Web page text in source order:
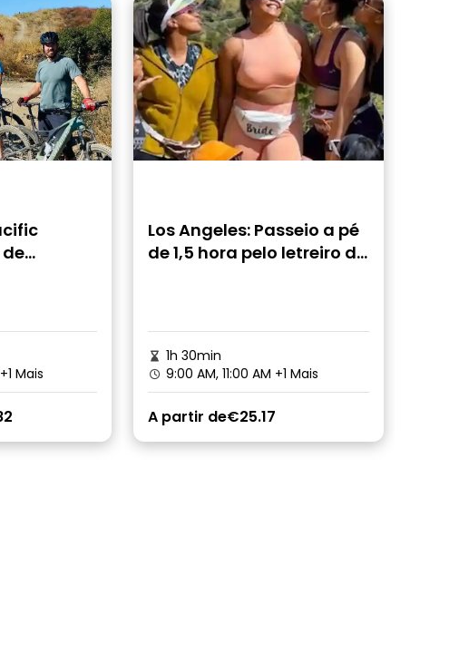
+1 Mais
Los Angeles: Passeio a pé
de 1,5 hora pelo letreiro de
1h 30min
9:00 AM, 11:00 AM +1 Mais
A partir de€25.17